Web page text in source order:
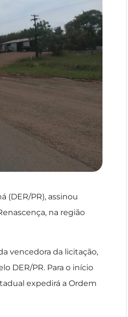
(DER/PR), assinou
na região
vencedora da licitação,
DER/PR. Para o início
expedirá a Ordem